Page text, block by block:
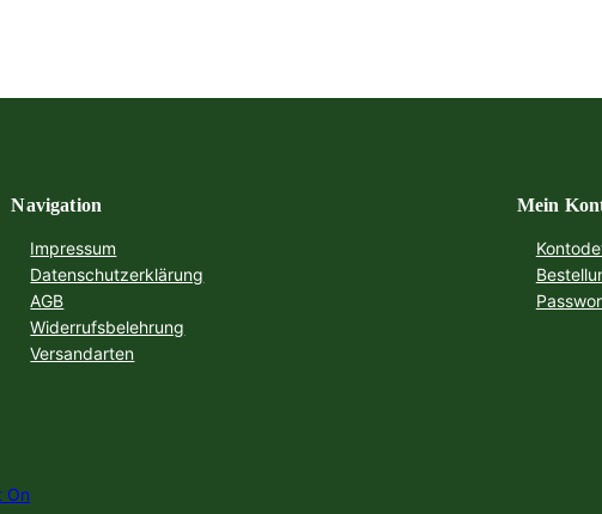
Navigation
Impressum
Datenschutzerklärung
AGB
Widerrufsbelehrung
Versandarten
Mein
On